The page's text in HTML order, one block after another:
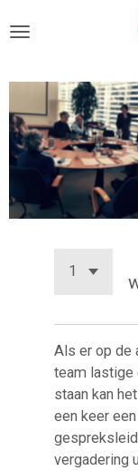
direct
de
hoofdinhoud
Als er op de
team lastige
staan kan
een keer
vergadering